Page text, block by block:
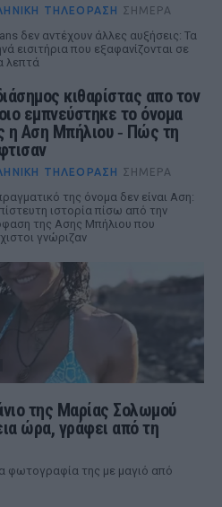
ΤΗΛΕΌΡΑΣΗ ΣΉΜΕΡΑ
δεν αντέχουν άλλες αυξήσεις: Τα
εισιτήρια που εξαφανίζονται σε
λεπτά
κιθαρίστας απο τον
εμπνεύστηκε το όνομα
η Αση Μπήλιου ‑ Πώς τη
ΤΗΛΕΌΡΑΣΗ ΣΉΜΕΡΑ
της όνομα δεν είναι Αση:
ιστορία πίσω από την
της Ασης Μπήλιου που
γνώριζαν
της Μαρίας Σολωμού
ώρα, γράφει από τη
φωτογραφία της με μαγιό από